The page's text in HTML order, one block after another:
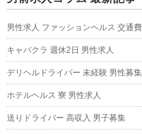
男性求人 ファッションヘルス 交通
キャバクラ 週休2日 男性求人
デリヘルドライバー 未経験 男性募集
ホテルヘルス 寮 男性求人
送りドライバー 高収入 男子募集